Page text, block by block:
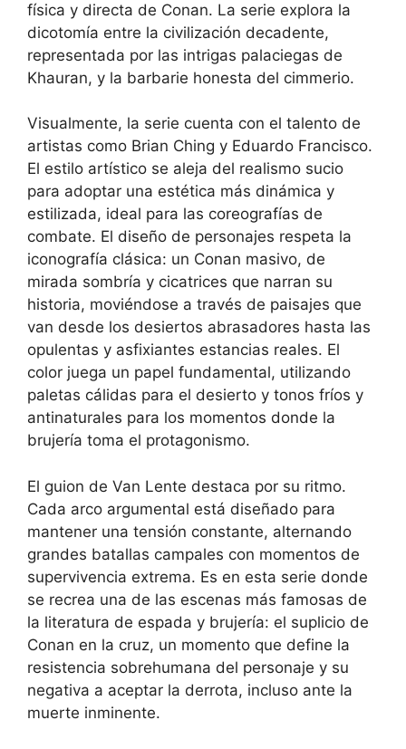
física y directa de Conan. La serie explora la
dicotomía entre la civilización decadente,
representada por las intrigas palaciegas de
Khauran, y la barbarie honesta del cimmerio.
Visualmente, la serie cuenta con el talento de
artistas como Brian Ching y Eduardo Francisco.
El estilo artístico se aleja del realismo sucio
para adoptar una estética más dinámica y
estilizada, ideal para las coreografías de
combate. El diseño de personajes respeta la
iconografía clásica: un Conan masivo, de
mirada sombría y cicatrices que narran su
historia, moviéndose a través de paisajes que
van desde los desiertos abrasadores hasta las
opulentas y asfixiantes estancias reales. El
color juega un papel fundamental, utilizando
paletas cálidas para el desierto y tonos fríos y
antinaturales para los momentos donde la
brujería toma el protagonismo.
El guion de Van Lente destaca por su ritmo.
Cada arco argumental está diseñado para
mantener una tensión constante, alternando
grandes batallas campales con momentos de
supervivencia extrema. Es en esta serie donde
se recrea una de las escenas más famosas de
la literatura de espada y brujería: el suplicio de
Conan en la cruz, un momento que define la
resistencia sobrehumana del personaje y su
negativa a aceptar la derrota, incluso ante la
muerte inminente.